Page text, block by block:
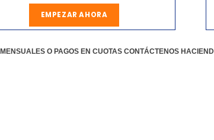
EMPEZAR AHORA
O PAGOS EN CUOTAS CONTÁCTENOS